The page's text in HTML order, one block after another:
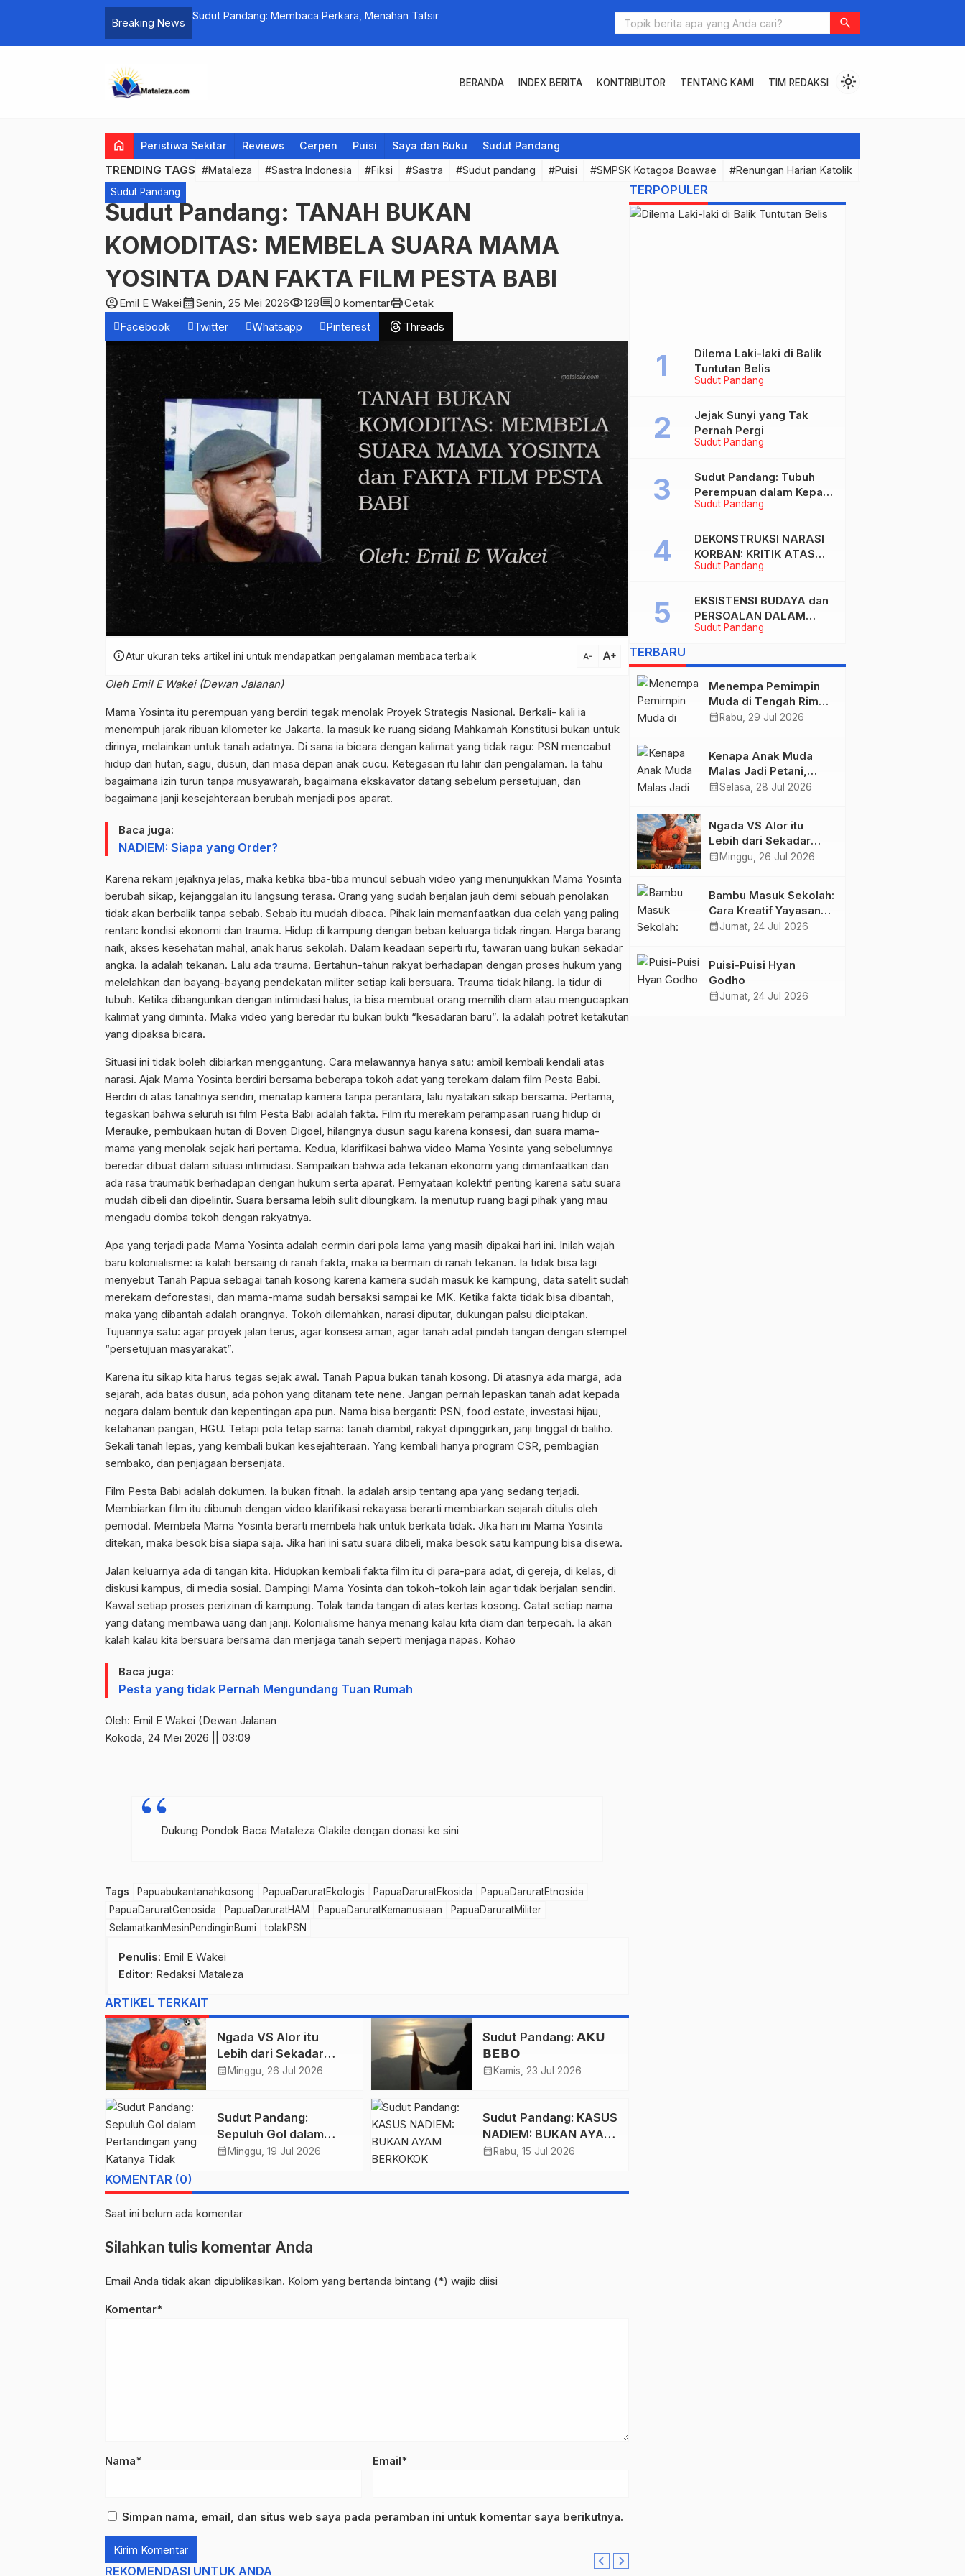
Breaking News
Sudut Pandang: Membaca Perkara, Menahan Tafsir Sudut Pandang: Kritik Terhadap Ruang Publik Indonesia
search
BERANDA INDEX BERITA KONTRIBUTOR TENTANG KAMI TIM REDAKSI light_mode
home Peristiwa Sekitar Reviews Cerpen Puisi Saya dan Buku Sudut Pandang
TRENDING TAGS #Mataleza #Sastra Indonesia #Fiksi #Sastra #Sudut pandang #Puisi #SMPSK Kotagoa Boawae #Renungan Harian Katolik
Sudut Pandang
Sudut Pandang: TANAH BUKAN
KOMODITAS: MEMBELA SUARA MAMA
YOSINTA DAN FAKTA FILM PESTA BABI
account_circleEmil E Wakeicalendar_monthSenin, 25 Mei 2026visibility128comment0 komentarprintCetak
Facebook
Twitter Whatsapp Pinterest Threads
infoAtur ukuran teks artikel ini untuk mendapatkan pengalaman membaca terbaik. text_decrease text_increase
Oleh Emil E Wakei (Dewan Jalanan)
Mama Yosinta itu perempuan yang berdiri tegak menolak Proyek Strategis Nasional. Berkali- kali ia
menempuh jarak ribuan kilometer ke Jakarta. Ia masuk ke ruang sidang Mahkamah Konstitusi bukan untuk
dirinya, melainkan untuk tanah adatnya. Di sana ia bicara dengan kalimat yang tidak ragu: PSN mencabut
hidup dari hutan, sagu, dusun, dan masa depan anak cucu. Ketegasan itu lahir dari pengalaman. Ia tahu
bagaimana izin turun tanpa musyawarah, bagaimana ekskavator datang sebelum persetujuan, dan
bagaimana janji kesejahteraan berubah menjadi pos aparat.
Baca juga:
NADIEM: Siapa yang Order?
Karena rekam jejaknya jelas, maka ketika tiba-tiba muncul sebuah video yang menunjukkan Mama Yosinta
berubah sikap, kejanggalan itu langsung terasa. Orang yang sudah berjalan jauh demi sebuah penolakan
tidak akan berbalik tanpa sebab. Sebab itu mudah dibaca. Pihak lain memanfaatkan dua celah yang paling
rentan: kondisi ekonomi dan trauma. Hidup di kampung dengan beban keluarga tidak ringan. Harga barang
naik, akses kesehatan mahal, anak harus sekolah. Dalam keadaan seperti itu, tawaran uang bukan sekadar
angka. Ia adalah tekanan. Lalu ada trauma. Bertahun-tahun rakyat berhadapan dengan proses hukum yang
melelahkan dan bayang-bayang pendekatan militer setiap kali bersuara. Trauma tidak hilang. Ia tidur di
tubuh. Ketika dibangunkan dengan intimidasi halus, ia bisa membuat orang memilih diam atau mengucapkan
kalimat yang diminta. Maka video yang beredar itu bukan bukti “kesadaran baru”. Ia adalah potret ketakutan
yang dipaksa bicara.
Situasi ini tidak boleh dibiarkan menggantung. Cara melawannya hanya satu: ambil kembali kendali atas
narasi. Ajak Mama Yosinta berdiri bersama beberapa tokoh adat yang terekam dalam film Pesta Babi.
Berdiri di atas tanahnya sendiri, menatap kamera tanpa perantara, lalu nyatakan sikap bersama. Pertama,
tegaskan bahwa seluruh isi film Pesta Babi adalah fakta. Film itu merekam perampasan ruang hidup di
Merauke, pembukaan hutan di Boven Digoel, hilangnya dusun sagu karena konsesi, dan suara mama-
mama yang menolak sejak hari pertama. Kedua, klarifikasi bahwa video Mama Yosinta yang sebelumnya
beredar dibuat dalam situasi intimidasi. Sampaikan bahwa ada tekanan ekonomi yang dimanfaatkan dan
ada rasa traumatik berhadapan dengan hukum serta aparat. Pernyataan kolektif penting karena satu suara
mudah dibeli dan dipelintir. Suara bersama lebih sulit dibungkam. Ia menutup ruang bagi pihak yang mau
mengadu domba tokoh dengan rakyatnya.
Apa yang terjadi pada Mama Yosinta adalah cermin dari pola lama yang masih dipakai hari ini. Inilah wajah
baru kolonialisme: ia kalah bersaing di ranah fakta, maka ia bermain di ranah tekanan. Ia tidak bisa lagi
menyebut Tanah Papua sebagai tanah kosong karena kamera sudah masuk ke kampung, data satelit sudah
merekam deforestasi, dan mama-mama sudah bersaksi sampai ke MK. Ketika fakta tidak bisa dibantah,
maka yang dibantah adalah orangnya. Tokoh dilemahkan, narasi diputar, dukungan palsu diciptakan.
Tujuannya satu: agar proyek jalan terus, agar konsesi aman, agar tanah adat pindah tangan dengan stempel
“persetujuan masyarakat”.
Karena itu sikap kita harus tegas sejak awal. Tanah Papua bukan tanah kosong. Di atasnya ada marga, ada
sejarah, ada batas dusun, ada pohon yang ditanam tete nene. Jangan pernah lepaskan tanah adat kepada
negara dalam bentuk dan kepentingan apa pun. Nama bisa berganti: PSN, food estate, investasi hijau,
ketahanan pangan, HGU. Tetapi pola tetap sama: tanah diambil, rakyat dipinggirkan, janji tinggal di baliho.
Sekali tanah lepas, yang kembali bukan kesejahteraan. Yang kembali hanya program CSR, pembagian
sembako, dan penjagaan bersenjata.
Film Pesta Babi adalah dokumen. Ia bukan fitnah. Ia adalah arsip tentang apa yang sedang terjadi.
Membiarkan film itu dibunuh dengan video klarifikasi rekayasa berarti membiarkan sejarah ditulis oleh
pemodal. Membela Mama Yosinta berarti membela hak untuk berkata tidak. Jika hari ini Mama Yosinta
ditekan, maka besok bisa siapa saja. Jika hari ini satu suara dibeli, maka besok satu kampung bisa disewa.
Jalan keluarnya ada di tangan kita. Hidupkan kembali fakta film itu di para-para adat, di gereja, di kelas, di
diskusi kampus, di media sosial. Dampingi Mama Yosinta dan tokoh-tokoh lain agar tidak berjalan sendiri.
Kawal setiap proses perizinan di kampung. Tolak tanda tangan di atas kertas kosong. Catat setiap nama
yang datang membawa uang dan janji. Kolonialisme hanya menang kalau kita diam dan terpecah. Ia akan
kalah kalau kita bersuara bersama dan menjaga tanah seperti menjaga napas. Kohao
Baca juga:
Pesta yang tidak Pernah Mengundang Tuan Rumah
Oleh: Emil E Wakei (Dewan Jalanan
Kokoda, 24 Mei 2026 || 03:09
Dukung Pondok Baca Mataleza Olakile dengan donasi ke sini
Tags Papuabukantanahkosong PapuaDaruratEkologis PapuaDaruratEkosida
PapuaDaruratEtnosida
PapuaDaruratGenosida
PapuaDaruratHAM PapuaDaruratKemanusiaan
PapuaDaruratMiliter
SelamatkanMesinPendinginBumi
tolakPSN
Penulis: Emil E Wakei
Editor: Redaksi Mataleza
ARTIKEL TERKAIT
Ngada VS Alor itu
Lebih dari Sekadar
Tiga Poin, Ini Urusan
calendar_monthMinggu, 26 Jul 2026
Sudut Pandang: 𝗔𝗞𝗨
𝗕𝗘𝗕𝗢
calendar_monthKamis, 23 Jul 2026
Sudut Pandang:
Sepuluh Gol dalam
Pertandingan yang
calendar_monthMinggu, 19 Jul 2026
Sudut Pandang: KASUS
NADIEM: BUKAN AYAM
BERKOKOK
calendar_monthRabu, 15 Jul 2026
KOMENTAR (0)
Saat ini belum ada komentar
Silahkan tulis komentar Anda
Email Anda tidak akan dipublikasikan. Kolom yang bertanda bintang (*) wajib diisi
Komentar*
Nama* Email*
Simpan nama, email, dan situs web saya pada peramban ini untuk komentar saya berikutnya.
REKOMENDASI UNTUK ANDA
TERPOPULER
Sudut Pandang
Dilema Laki-laki di Balik
Tuntutan Belis
Sudut Pandang
Jejak Sunyi yang Tak
Pernah Pergi
Sudut Pandang
Sudut Pandang: Tubuh
Perempuan dalam Kepala
Laki-laki
Sudut Pandang
DEKONSTRUKSI NARASI
KORBAN: KRITIK ATAS
BIAS MASKULIN DAN
PEREMPUAN DALAM
ARTIKEL “DILEMA LAKI-
LAKI DI BALIK TUNTUTAN
Sudut Pandang
EKSISTENSI BUDAYA dan
PERSOALAN DALAM
DUNIA KONTEMPORER
TERBARU
Menempa Pemimpin
Muda di Tengah Rimba
Wolobobo
calendar_month Rabu, 29 Jul 2026
Kenapa Anak Muda
Malas Jadi Petani,
Padahal Peluang Dunia
calendar_monthSelasa, 28 Jul 2026
Ngada VS Alor itu
Lebih dari Sekadar
Tiga Poin, Ini Urusan
calendar_month Minggu, 26 Jul 2026
Bambu Masuk Sekolah:
Cara Kreatif Yayasan
Bambu Lingkungan
Wolowea
calendar_monthJumat, 24 Jul 2026
Puisi-Puisi Hyan
Godho
calendar_monthJumat, 24 Jul 2026